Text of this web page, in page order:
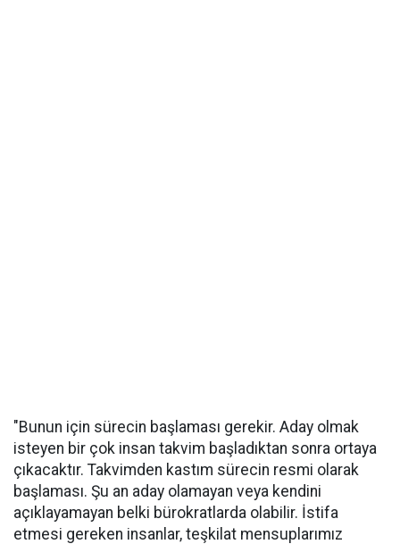
"Bunun için sürecin başlaması gerekir. Aday olmak
isteyen bir çok insan takvim başladıktan sonra ortaya
çıkacaktır. Takvimden kastım sürecin resmi olarak
başlaması. Şu an aday olamayan veya kendini
açıklayamayan belki bürokratlarda olabilir. İstifa
etmesi gereken insanlar, teşkilat mensuplarımız